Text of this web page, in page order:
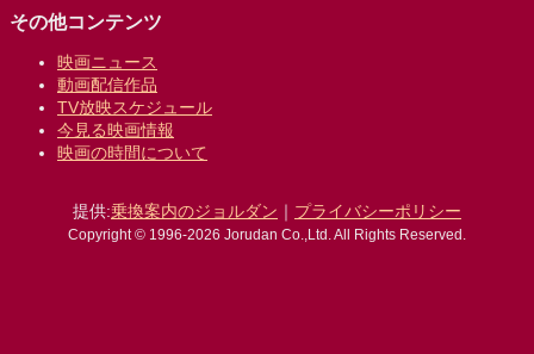
その他コンテンツ
映画ニュース
動画配信作品
TV放映スケジュール
今見る映画情報
映画の時間について
提供:乗換案内のジョルダン ｜ プライバシーポリシー
Copyright © 1996-2026 Jorudan Co.,Ltd. All Rights Reserved.